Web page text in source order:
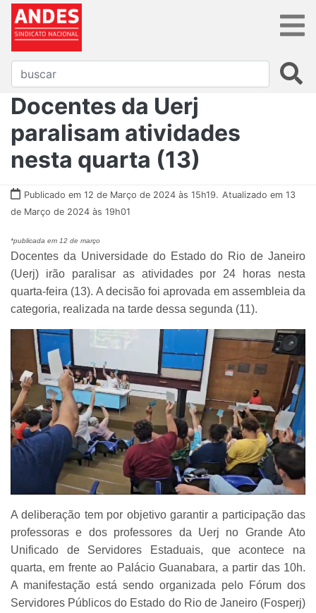
Docentes da Uerj
paralisam atividades
nesta quarta (13)
Publicado em 12 de Março de 2024 às 15h19. Atualizado em 13
de Março de 2024 às 19h01
*publicada em 12 de março
Docentes da Universidade do Estado do Rio de Janeiro
(Uerj) irão paralisar as atividades por 24 horas nesta
quarta-feira (13). A decisão foi aprovada em assembleia da
categoria, realizada na tarde dessa segunda (11).
A deliberação tem por objetivo garantir a participação das
professoras e dos professores da Uerj no Grande Ato
Unificado de Servidores Estaduais, que acontece na
quarta, em frente ao Palácio Guanabara, a partir das 10h.
A manifestação está sendo organizada pelo Fórum dos
Servidores Públicos do Estado do Rio de Janeiro (Fosperj)